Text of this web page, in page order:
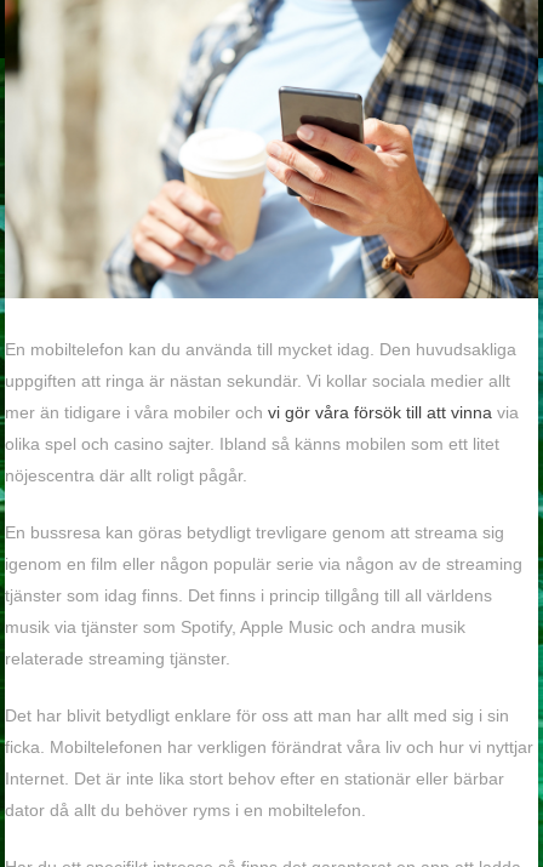
En mobiltelefon kan du använda till mycket idag. Den huvudsakliga
uppgiften att ringa är nästan sekundär. Vi kollar sociala medier allt
mer än tidigare i våra mobiler ochvi gör våra försök till att vinna via
olika spel och casino sajter. Ibland så känns mobilen som ett litet
nöjescentra där allt roligt pågår.
En bussresa kan göras betydligt trevligare genom att streama sig
igenom en film eller någon populär serie via någon av de streaming
tjänster som idag finns. Det finns i princip tillgång till all världens
musik via tjänster som Spotify, Apple Music och andra musik
relaterade streaming tjänster.
Det har blivit betydligt enklare för oss att man har allt med sig i sin
ficka. Mobiltelefonen har verkligen förändrat våra liv och hur vi nyttjar
Internet. Det är inte lika stort behov efter en stationär eller bärbar
dator då allt du behöver ryms i en mobiltelefon.